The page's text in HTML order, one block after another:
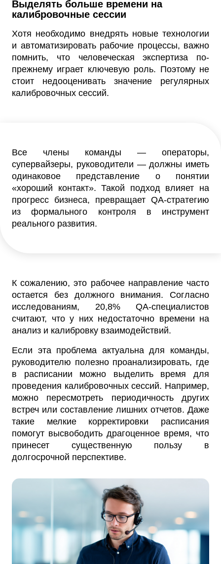
Выделять больше времени на
калибровочные сессии
Хотя необходимо внедрять новые технологии
и автоматизировать рабочие процессы, важно
помнить, что человеческая экспертиза по-
прежнему играет ключевую роль. Поэтому не
стоит недооценивать значение регулярных
калибровочных сессий.
Все члены команды — операторы,
супервайзеры, руководители — должны иметь
одинаковое представление о понятии
«хороший контакт». Такой подход влияет на
прогресс бизнеса, превращает QA-стратегию
из формального контроля в инструмент
реального развития.
К сожалению, это рабочее направление часто
остается без должного внимания. Согласно
исследованиям, 20,8% QA-специалистов
считают, что у них недостаточно времени на
анализ и калибровку взаимодействий.
Если эта проблема актуальна для команды,
руководителю полезно проанализировать, где
в расписании можно выделить время для
проведения калибровочных сессий. Например,
можно пересмотреть периодичность других
встреч или составление лишних отчетов. Даже
такие мелкие корректировки расписания
помогут высвободить драгоценное время, что
принесет существенную пользу в
долгосрочной перспективе.